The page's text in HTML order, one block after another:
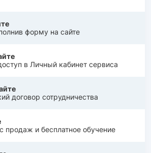
форму на сайте
в Личный кабинет сервиса
договор сотрудничества
продаж и бесплатное обучение